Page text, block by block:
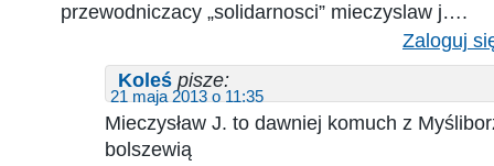
przewodniczacy „solidarnosci” mieczyslaw j….
Zaloguj
Koleś pisze:
21 maja 2013 o 11:35
Mieczysław J. to dawniej komuch z
bolszewią